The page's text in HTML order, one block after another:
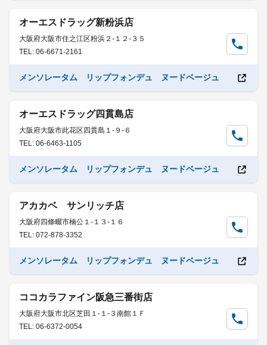
オーエスドラッグ新粉浜店
大阪府大阪市住之江区粉浜２-１２-３５
TEL: 06-6671-2161
メンソレータム リップフォンデュ ヌードベージュ
オーエスドラッグ四貫島店
大阪府大阪市此花区四貫島１-９-６
TEL: 06-6463-1105
メンソレータム リップフォンデュ ヌードベージュ
アカカベ サンリッチ店
大阪府四條畷市楠公１-１３-１６
TEL: 072-878-3352
メンソレータム リップフォンデュ ヌードベージュ
ココカラファイン阪急三番街店
大阪府大阪市北区芝田１-１-３南館１Ｆ
TEL: 06-6372-0054